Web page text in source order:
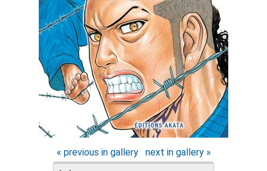
« previous in gallery next in gallery »